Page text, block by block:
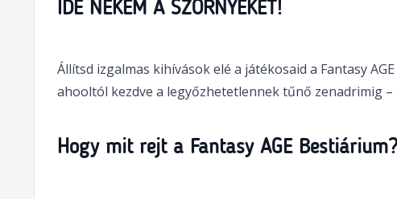
IDE NEKEM A SZÖRNYEKET!
Állítsd izgalmas kihívások elé a játékosaid a Fantasy
ahooltól kezdve a legyőzhetetlennek tűnő zenadrimig
Hogy mit rejt a Fantasy AGE Bestiárium?